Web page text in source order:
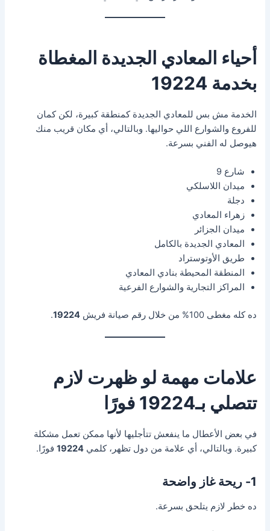
أحياء المعادي الجديدة المغطاة
بخدمة 19224
الخدمة مش بس للمعادي الجديدة كمنطقة كبيرة، لكن كمان
للفروع والشوارع اللي حواليها. وبالتالي، أي مكان قريب منك
هيوصل له الفني بسرعة.
شارع 9
ميدان اللاسلكي
دجلة
زهراء المعادي
ميدان الجزائر
المعادي الجديدة بالكامل
طريق الأوتوستراد
المنطقة المحيطة بنادي المعادي
المراكز التجارية والشوارع الفرعية
ده كله مغطى 100% من خلال رقم صيانة فريش 19224
.
علامات مهمة لو ظهرت لازم
تتصلي بـ19224 فورًا
في بعض الأعطال ما ينفعش تتأجليها لأنها ممكن تعمل مشكلة
كبيرة. وبالتالي، أي علامة من دول تظهر، كلمي19224 فورًا.
1- ريحة غاز واضحة
ده خطر لازم يتلحق بسرعة.